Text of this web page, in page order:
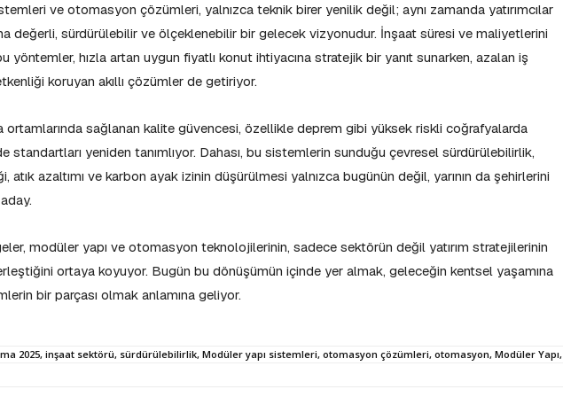
ve otomasyon çözümleri, yalnızca teknik birer yenilik değil; aynı zamanda yatırımcılar
değerli, sürdürülebilir ve ölçeklenebilir bir gelecek vizyonudur. İnşaat süresi ve maliyetlerini
yöntemler, hızla artan uygun fiyatlı konut ihtiyacına stratejik bir yanıt sunarken, azalan iş
koruyan akıllı çözümler de getiriyor.
ortamlarında sağlanan kalite güvencesi, özellikle deprem gibi yüksek riskli coğrafyalarda
standartları yeniden tanımlıyor. Dahası, bu sistemlerin sunduğu çevresel sürdürülebilirlik,
atık azaltımı ve karbon ayak izinin düşürülmesi yalnızca bugünün değil, yarının da şehirlerini
modüler yapı ve otomasyon teknolojilerinin, sadece sektörün değil yatırım stratejilerinin
ortaya koyuyor. Bugün bu dönüşümün içinde yer almak, geleceğin kentsel yaşamına
bir parçası olmak anlamına geliyor.
2025, inşaat sektörü, sürdürülebilirlik, Modüler yapı sistemleri, otomasyon çözümleri, otomasyon, Modüler Yapı,